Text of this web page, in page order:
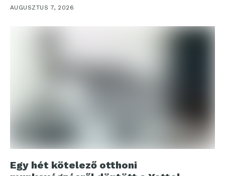
AUGUSZTUS 7, 2026
Egy hét kötelező otthoni